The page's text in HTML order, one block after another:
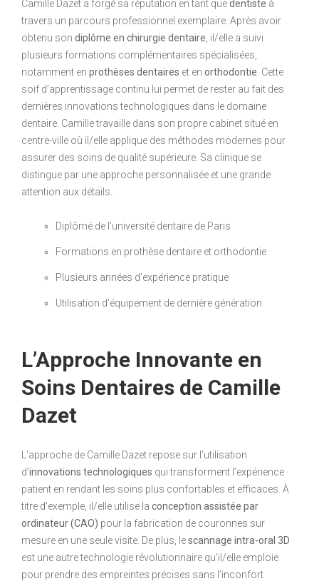
Camille Dazet a forgé sa réputation en tant quedentiste à
travers un parcours professionnel exemplaire. Après avoir
obtenu son diplôme en chirurgie dentaire , il/elle a suivi
plusieurs formations complémentaires spécialisées,
notamment en prothèses dentaires et en orthodontie . Cette
soif d’apprentissage continu lui permet de rester au fait des
dernières innovations technologiques dans le domaine
dentaire. Camille travaille dans son propre cabinet situé en
centre-ville où il/elle applique des méthodes modernes pour
assurer des soins de qualité supérieure. Sa clinique se
distingue par une approche personnalisée et une grande
attention aux détails.
Diplômé de l’université dentaire de Paris
Formations en prothèse dentaire et orthodontie
Plusieurs années d’expérience pratique
Utilisation d’équipement de dernière génération
L’Approche Innovante en
Soins Dentaires de Camille
Dazet
L’approche de Camille Dazet repose sur l’utilisation
d’innovations technologiques qui transforment l’expérience
patient en rendant les soins plus confortables et efficaces. À
titre d’exemple, il/elle utilise la conception assistée par
ordinateur (CAO) pour la fabrication de couronnes sur
mesure en une seule visite. De plus, lescannage intra-oral 3D
est une autre technologie révolutionnaire qu’il/elle emploie
pour prendre des empreintes précises sans l’inconfort